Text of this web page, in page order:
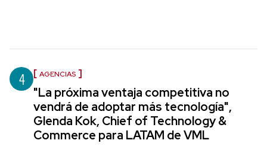
4 AGENCIAS
"La próxima ventaja competitiva no
vendrá de adoptar más tecnología",
Glenda Kok, Chief of Technology &
Commerce para LATAM de VML